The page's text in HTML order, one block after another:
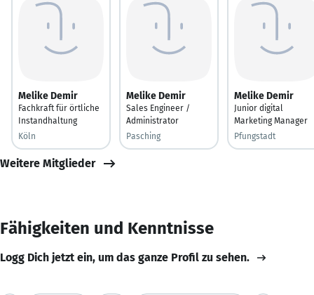
Melike Demir
Fachkraft für örtliche
Instandhaltung
Köln
Melike Demir
Sales Engineer /
Administrator
Pasching
Melike Demir
Junior digital
Marketing Manager
Pfungstadt
Weitere Mitglieder
Fähigkeiten und Kenntnisse
Logg Dich jetzt ein, um das ganze Profil zu sehen.